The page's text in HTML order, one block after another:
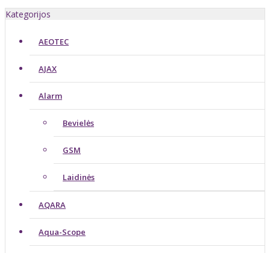
Kategorijos
AEOTEC
AJAX
Alarm
Bevielės
GSM
Laidinės
AQARA
Aqua-Scope